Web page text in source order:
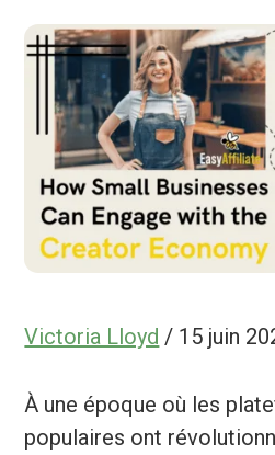
Victoria Lloyd / 15 juin
À une époque où les
populaires ont